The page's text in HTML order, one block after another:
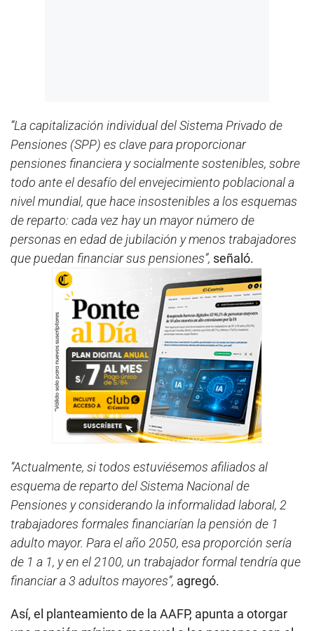
“La capitalización individual del Sistema Privado de
Pensiones (SPP) es clave para proporcionar
pensiones financiera y socialmente sostenibles, sobre
todo ante el desafío del envejecimiento poblacional a
nivel mundial, que hace insostenibles a los esquemas
de reparto: cada vez hay un mayor número de
personas en edad de jubilación y menos trabajadores
que puedan financiar sus pensiones”, señaló.
“Actualmente, si todos estuviésemos afiliados al
esquema de reparto del Sistema Nacional de
Pensiones y considerando la informalidad laboral, 2
trabajadores formales financiarían la pensión de 1
adulto mayor. Para el año 2050, esa proporción sería
de 1 a 1, y en el 2100, un trabajador formal tendría que
financiar a 3 adultos mayores”, agregó.
Así, el planteamiento de la AAFP, apunta a otorgar